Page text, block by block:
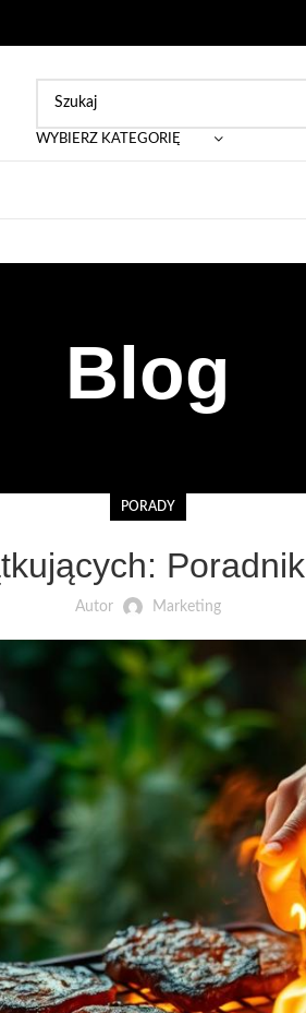
WYBIERZ KATEGORIĘ
Blog
PORADY
Autor Marketing